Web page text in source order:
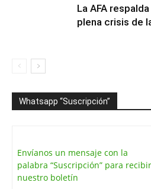
La AFA
plena crisis de
Whatsapp “Suscripción”
Envíanos un mensaje con la
palabra “Suscripción” para recibir
nuestro boletín